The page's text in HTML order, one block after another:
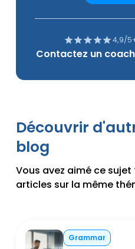
4,9/5
Contactez un
Découvrir
blog
Vous avez aimé ce sujet
articles sur la même
Grammar